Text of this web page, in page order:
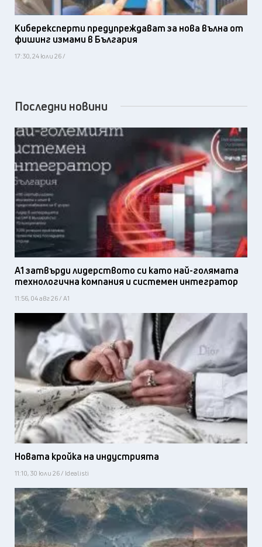
Киберексперти предупреждават за нова вълна от
фишинг измами в България
17:30, 24 юли 26 /
Последни новини
А1 затвърди лидерството си като най-голямата
технологична компания и системен интегратор
11:56, 04 авг 26 / А1
Новата кройка на индустрията
11:10, 30 юли 26 / Idealisti